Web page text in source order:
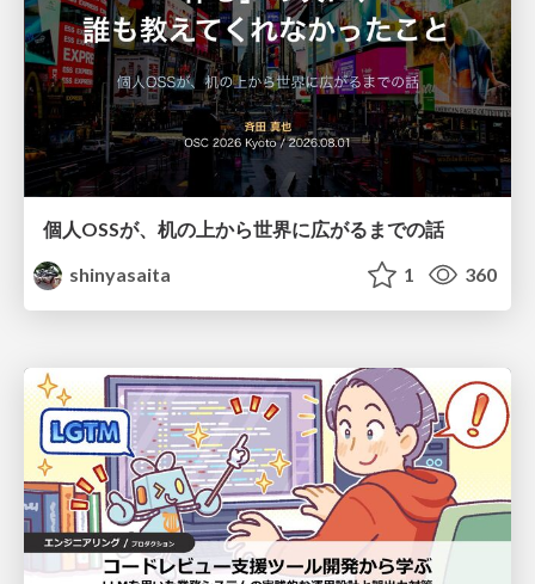
個人OSSが、机の上から世界に広がるまでの話
shinyasaita
1 360